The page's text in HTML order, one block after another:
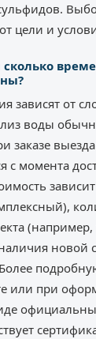
цели и
сколько
зависят от
воды
заказе
с момента
новой
или при